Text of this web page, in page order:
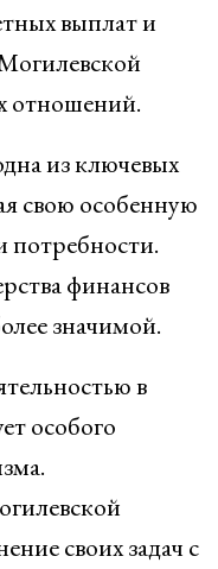
выплат и
отношений.
из ключевых
свою особенную
потребности.
финансов
значимой.
в
особого
своих задач с